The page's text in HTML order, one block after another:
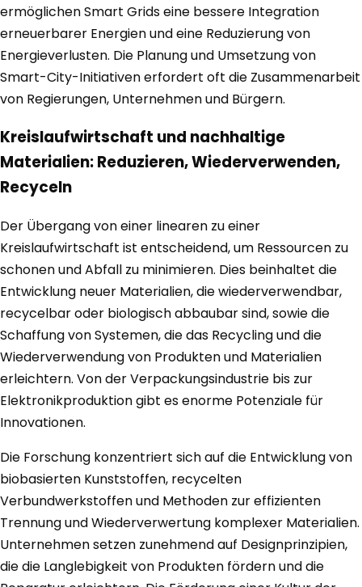
ermöglichen Smart Grids eine bessere Integration
erneuerbarer Energien und eine Reduzierung von
Energieverlusten. Die Planung und Umsetzung von
Smart-City-Initiativen erfordert oft die Zusammenarbeit
von Regierungen, Unternehmen und Bürgern.
Kreislaufwirtschaft und nachhaltige
Materialien: Reduzieren, Wiederverwenden,
Recyceln
Der Übergang von einer linearen zu einer
Kreislaufwirtschaft ist entscheidend, um Ressourcen zu
schonen und Abfall zu minimieren. Dies beinhaltet die
Entwicklung neuer Materialien, die wiederverwendbar,
recycelbar oder biologisch abbaubar sind, sowie die
Schaffung von Systemen, die das Recycling und die
Wiederverwendung von Produkten und Materialien
erleichtern. Von der Verpackungsindustrie bis zur
Elektronikproduktion gibt es enorme Potenziale für
Innovationen.
Die Forschung konzentriert sich auf die Entwicklung von
biobasierten Kunststoffen, recycelten
Verbundwerkstoffen und Methoden zur effizienten
Trennung und Wiederverwertung komplexer Materialien.
Unternehmen setzen zunehmend auf Designprinzipien,
die die Langlebigkeit von Produkten fördern und die